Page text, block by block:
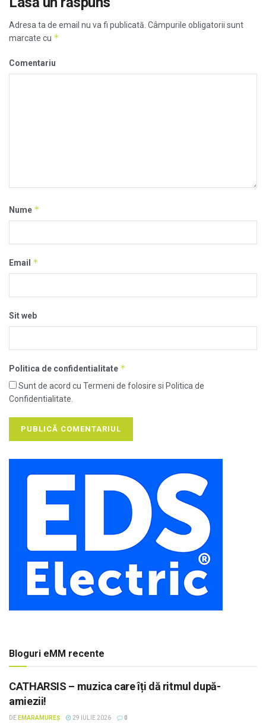
Adresa ta de email nu va fi publicată. Câmpurile obligatorii sunt
marcate cu *
Comentariu
Nume *
Email *
Sit web
Politica de confidentialitate *
Sunt de acord cu Termeni de folosire si Politica de
Confidentialitate.
Bloguri eMM recente
CATHARSIS – muzica care îți dă ritmul după-
amiezii!
DE EMARAMUREȘ 29 IULIE 2026 0